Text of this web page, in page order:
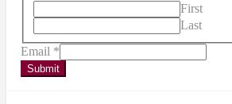
First
Last
Email *
Submit